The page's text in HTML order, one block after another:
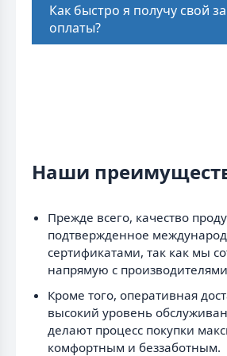
Как быстро я получу свой
оплаты?
Наши
Прежде всего, качество
подтвержденное
сертификатами, так как мы
напрямую с
Кроме того, оперативная
высокий уровень
делают процесс покупки
комфортным и беззаботным.